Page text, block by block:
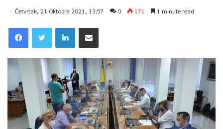
Četvrtak, 21 Oktobra 2021, 13:57 0 171 1 minute read